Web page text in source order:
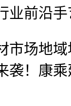
前沿手
场地域
袭！康